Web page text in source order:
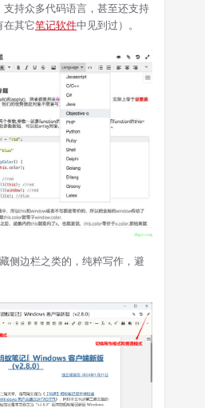
支持众多代码语言，甚至还支持
在其它笔记软件中见到过）。
侧边栏之类的，纯粹写作，避